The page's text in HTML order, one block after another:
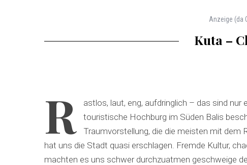
Anzeige (da
Kuta –
R
astlos, laut, eng, aufdringlich – das sind nur
touristische Hochburg im Süden Balis
Traumvorstellung, die die meisten mit dem
hat uns die Stadt quasi erschlagen. Fremde Kultur,
machten es uns schwer durchzuatmen geschweige